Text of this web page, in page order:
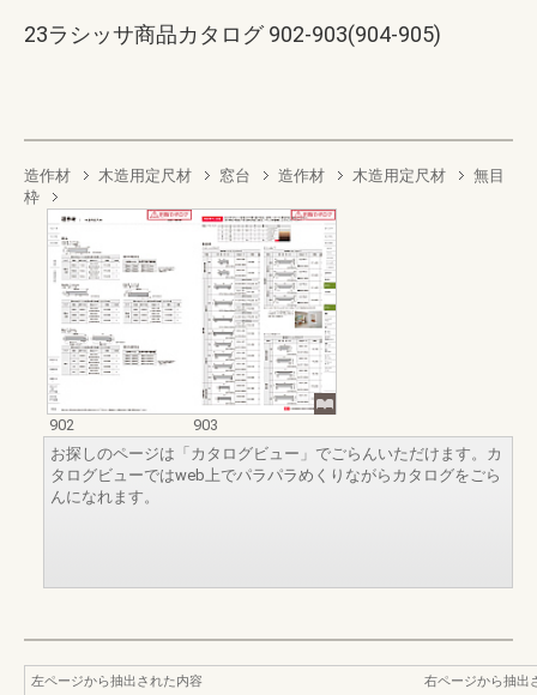
23ラシッサ商品カタログ 902-903(904-905)
造作材 木造用定尺材 窓台 造作材 木造用定尺材
無目
枠
902
903
お探しのページは「カタログビュー」でごらんいただけます。カ
タログビューではweb上でパラパラめくりながらカタログをごら
んになれます。
左ページから抽出された内容
右ページから抽出